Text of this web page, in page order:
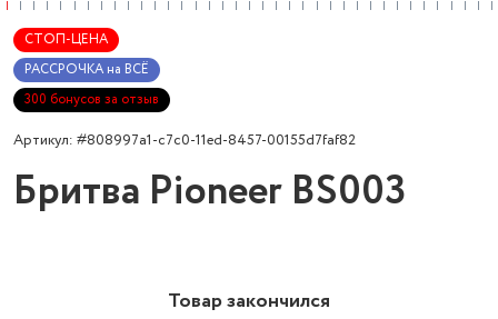
СТОП-ЦЕНА
РАССРОЧКА на ВСЁ
300 бонусов за отзыв
Артикул: #808997a1-c7c0-11ed-8457-00155d7faf82
Бритва Pioneer BS003
Товар закончился